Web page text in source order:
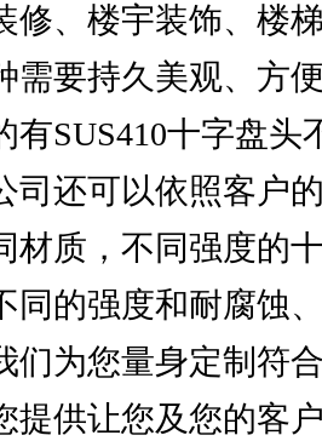
修、楼宇装饰、楼
需要持久美观、方
有SUS410十字盘头
司还可以依照客户
材质，不同强度的
同的强度和耐腐蚀
们为您量身定制符
提供让您及您的客